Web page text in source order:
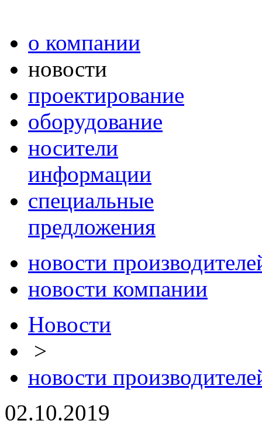
о компании
новости
проектирование
оборудование
носители
информации
специальные
предложения
новости
новости компании
Новости
>
новости
02.10.2019